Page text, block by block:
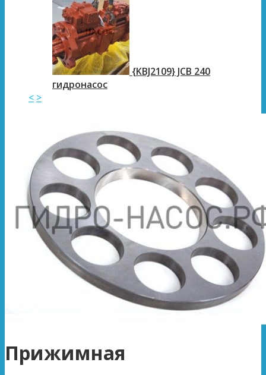
{KBJ2109} JCB 240
гидронасос
< >
Прижимная